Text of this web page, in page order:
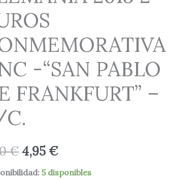
-“SAN PABLO
FRANKFURT” –
€
5,50 €.
4,95€
4,95 €.
5 disponibles